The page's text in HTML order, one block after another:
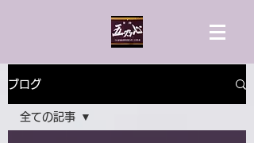
ブログ
全ての記事